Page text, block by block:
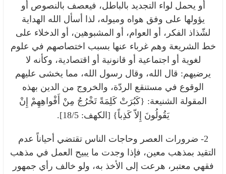
أو يحمل لواء التجديد بالباطل، فيعصف بالنصوص أو
يؤولها على وفق هواه وميوله، لذا أسأل الله الهداية
لشّذاذ الفكر، أو العوام، أو المشبوهين، أو الدخلاء على
خط الشريعة وهم غرباء عنها بسبب اختصاصهم في علوم
لغوية أو اجتماعية أو قانونية أو اقتصادية، وكأنه لا
يرضيهم: قال الله، وقال رسول الله، مما يخشى عليهم
الوقوع في مستنقع الردّة، والخروج من الدين بهذه
المقولة الشنيعة: {كَبُرَتْ كَلِمَةً تَخْرُجُ مِنْ أَفْواهِهِمْ إِنْ
يَقُولُونَ إِلاّ كَذِباً} [الكهف: 18/5].
2- ضرورات العصر وحاجات الناس تقتضي أحياناً عدم
التقيد بمذهب معين، فإذا وجدت ما يبيح العمل في مذهب
فقهي معتبر، هرعت إلى الأخذ به، ولو خالف رأي جمهور